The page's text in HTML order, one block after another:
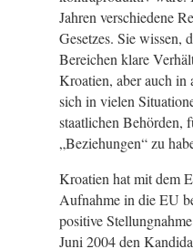
Jahren verschiedene
Gesetzes. Sie wissen,
Bereichen klare
Kroatien, aber auch in
sich in vielen
staatlichen Behörden,
„Beziehungen“ zu
Kroatien hat mit dem
Aufnahme in die EU
positive
Juni 2004 den